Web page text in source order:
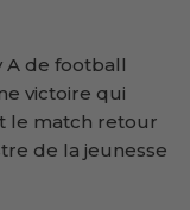
A de football
victoire qui
le match retour
de la jeunesse